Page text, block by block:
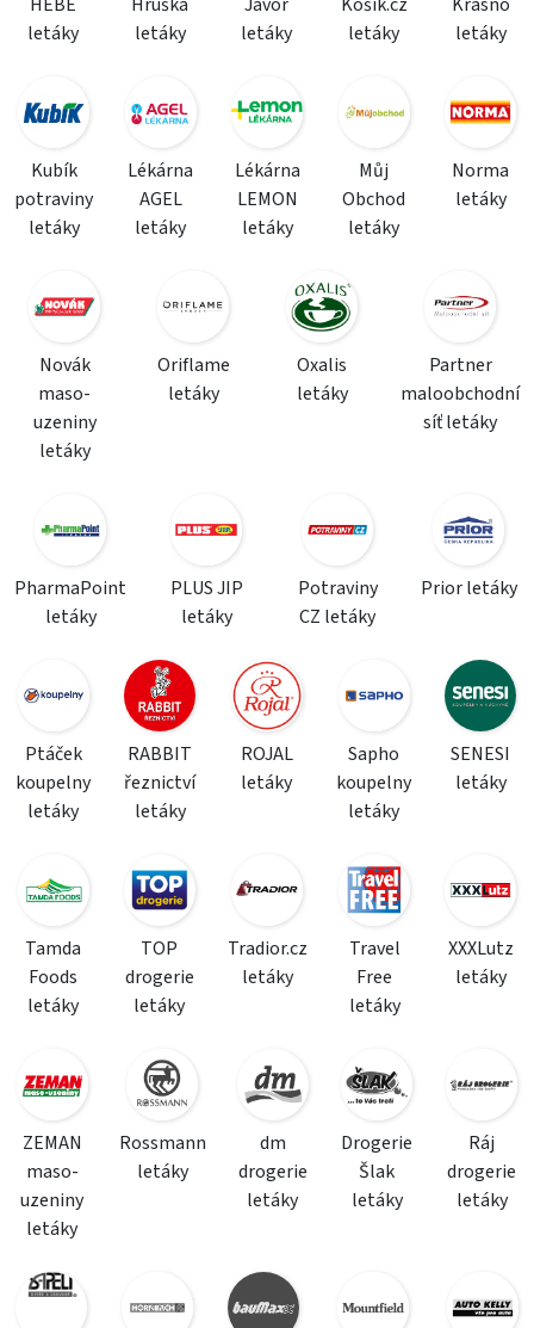
letáky
letáky
letáky
letáky
letáky
Kubík
potraviny
letáky
Lékárna
AGEL
letáky
Lékárna
LEMON
letáky
Můj
Obchod
letáky
Norma
letáky
Novák
maso-
uzeniny
letáky
Oriflame
letáky
Oxalis
letáky
Partner
maloobchodní
síť letáky
PharmaPoint
letáky
PLUS JIP
letáky
Potraviny
CZ letáky
Prior letáky
Ptáček
koupelny
letáky
RABBIT
řeznictví
letáky
ROJAL
letáky
Sapho
koupelny
letáky
SENESI
letáky
Tamda
Foods
letáky
TOP
drogerie
letáky
Tradior.cz
letáky
Travel
Free
letáky
XXXLutz
letáky
ZEMAN
maso-
uzeniny
letáky
Rossmann
letáky
dm
drogerie
letáky
Drogerie
Šlak
letáky
Ráj
drogerie
letáky